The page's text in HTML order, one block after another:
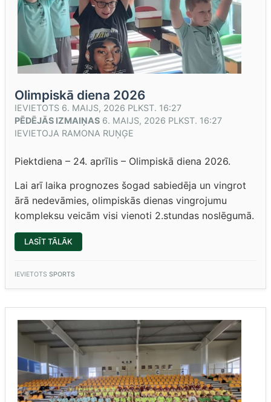
Olimpiskā diena 2026
IEVIETOTS 6. MAIJS, 2026 PLKST. 16:27
PĒDĒJĀS IZMAIŅAS 6. MAIJS, 2026 PLKST. 16:27
IEVIETOJA RAMONA RUŅĢE
Piektdiena – 24. aprīlis – Olimpiskā diena 2026.
Lai arī laika prognozes šogad sabiedēja un vingrot
ārā nedevāmies, olimpiskās dienas vingrojumu
kompleksu veicām visi vienoti 2.stundas noslēgumā.
LASĪT TĀLĀK
DIENA
IEVIETOTS SPORTS